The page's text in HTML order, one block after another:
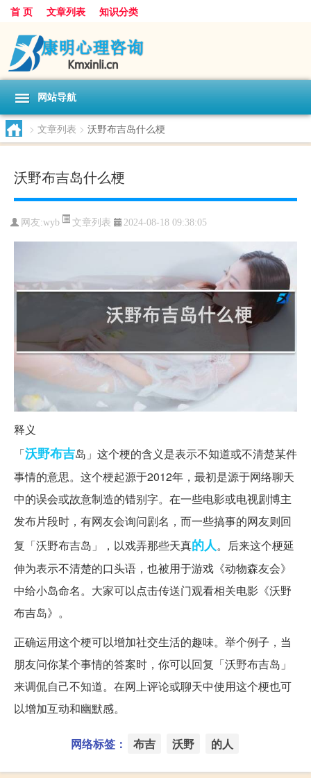
首 页 文章列表 知识分类
网站导航
> 文章列表 > 沃野布吉岛什么梗
沃野布吉岛什么梗
网友:wyb 文章列表 2024-08-18 09:38:05
释义
「沃野布吉岛」这个梗的含义是表示不知道或不清楚某件
事情的意思。这个梗起源于2012年，最初是源于网络聊天
中的误会或故意制造的错别字。在一些电影或电视剧博主
发布片段时，有网友会询问剧名，而一些搞事的网友则回
复「沃野布吉岛」，以戏弄那些天真的人。后来这个梗延
伸为表示不清楚的口头语，也被用于游戏《动物森友会》
中给小岛命名。大家可以点击传送门观看相关电影《沃野
布吉岛》。
正确运用这个梗可以增加社交生活的趣味。举个例子，当
朋友问你某个事情的答案时，你可以回复「沃野布吉岛」
来调侃自己不知道。在网上评论或聊天中使用这个梗也可
以增加互动和幽默感。
网络标签： 布吉 沃野 的人